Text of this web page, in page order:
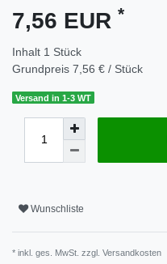
7,56 EUR *
Inhalt 1 Stück
Grundpreis 7,56 € / Stück
Versand in 1-3 WT
Wunschliste
* inkl. ges. MwSt. zzgl. Versandkosten